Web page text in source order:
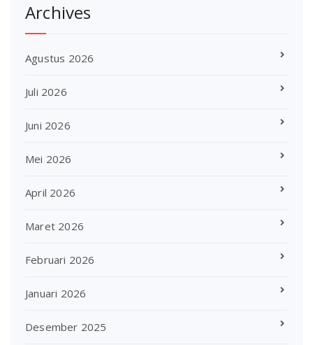
Archives
Agustus 2026
Juli 2026
Juni 2026
Mei 2026
April 2026
Maret 2026
Februari 2026
Januari 2026
Desember 2025